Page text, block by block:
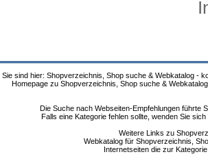
Sie sind hier: Shopverzeichnis, Shop suche & Webkatalog -
Homepage zu Shopverzeichnis, Shop suche &
Die Suche nach Webseiten-Empfehlungen führte
Falls eine Kategorie fehlen sollte, wenden Sie
Weitere Links zu
Webkatalog für Shopverzeichnis,
Internetseiten die zur